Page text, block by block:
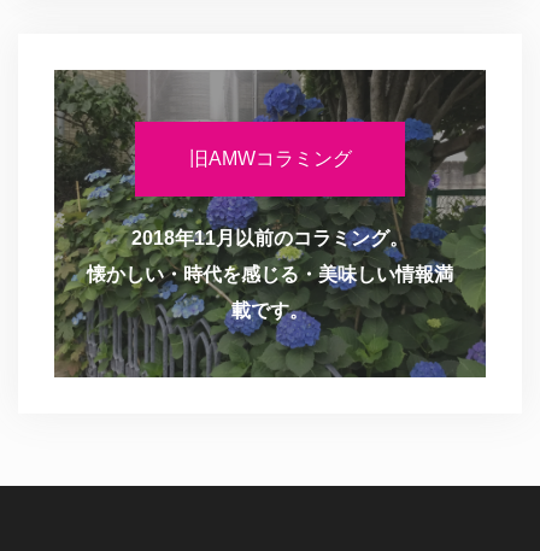
旧AMWコラミング
2018年11月以前のコラミング。
懐かしい・時代を感じる・美味しい情報満
載です。